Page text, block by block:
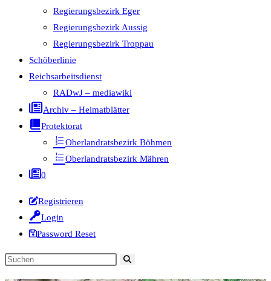
Regierungsbezirk Eger
Regierungsbezirk Aussig
Regierungsbezirk Troppau
Schöberlinie
Reichsarbeitsdienst
RADwJ – mediawiki
Archiv – Heimatblätter
Protektorat
Oberlandratsbezirk Böhmen
Oberlandratsbezirk Mähren
0
Registrieren
Login
Password Reset
Diese